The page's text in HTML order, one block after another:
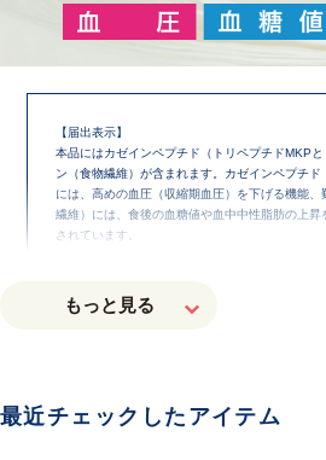
【届出表示】
本品にはカゼインペプチド（トリペプチドMKP
ン（食物繊維）が含まれます。カゼインペプチド
には、高めの血圧（収縮期血圧）を下げる機能
繊維）には、食後の血糖値や血中中性脂肪の上
されています。
ものとして、消費者庁長官に届出されたものです
異なり、消費者庁長官による個別審査を受けたも
最近チェックしたアイテム